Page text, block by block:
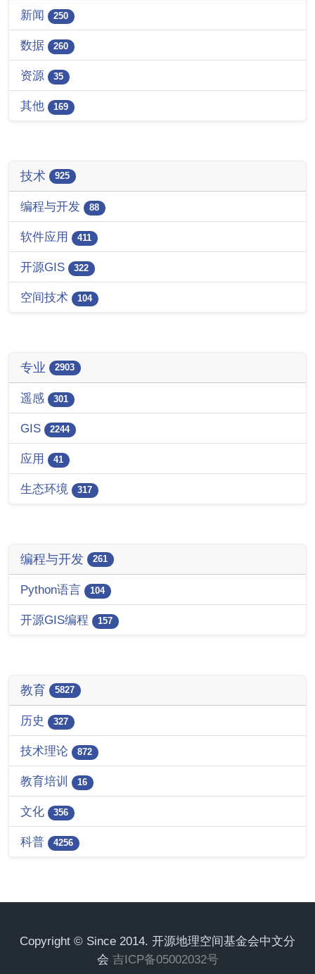
新闻 250
数据 260
资源 35
其他 169
技术 925
编程与开发 88
软件应用 411
开源GIS 322
空间技术 104
专业 2903
遥感 301
GIS 2244
应用 41
生态环境 317
编程与开发 261
Python语言 104
开源GIS编程 157
教育 5827
历史 327
技术理论 872
教育培训 16
文化 356
科普 4256
Copyright © Since 2014. 开源地理空间基金会中文分
会 吉ICP备05002032号